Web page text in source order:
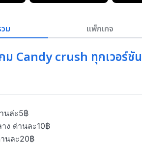
ม แพ็กเกจ
ม Candy crush ทุกเวอร์ชัน
นล่ะ5฿
ง ด่านละ10฿
นละ20฿